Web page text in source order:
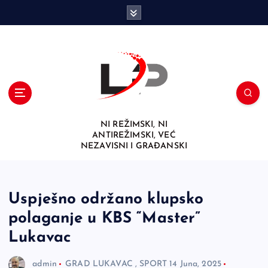
NI REŽIMSKI, NI
ANTIREŽIMSKI, VEĆ
NEZAVISNI I GRAĐANSKI
Uspješno održano klupsko
polaganje u KBS “Master”
Lukavac
admin GRAD LUKAVAC , SPORT 14 Juna, 2025